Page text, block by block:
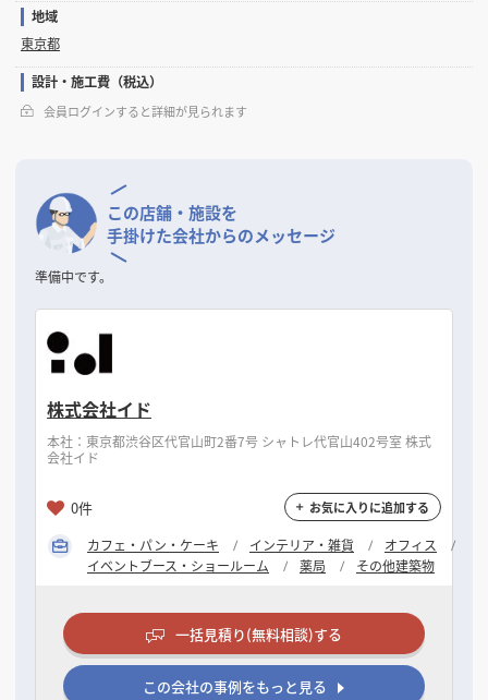
地域
東京都
設計・施工費（税込）
会員ログインすると詳細が見られます
この店舗・施設を
手掛けた会社からのメッセージ
準備中です。
株式会社イド
本社：東京都渋谷区代官山町2番7号 シャトレ代官山402号室 株式
会社イド
0件 お気に入りに追加する
カフェ・パン・ケーキ インテリア・雑貨
オフィス
イベントブース・ショールーム
薬局 その他建築物
一括見積り(無料相談)する
この会社の事例をもっと見る